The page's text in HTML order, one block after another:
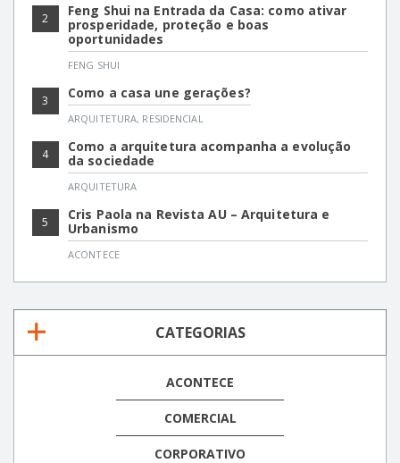
2
Feng Shui na Entrada da Casa: como ativar
prosperidade, proteção e boas
oportunidades
FENG SHUI
3 Como a casa une gerações?
ARQUITETURA, RESIDENCIAL
4
Como a arquitetura acompanha a evolução
da sociedade
ARQUITETURA
5
Cris Paola na Revista AU – Arquitetura e
Urbanismo
ACONTECE
CATEGORIAS
ACONTECE
COMERCIAL
CORPORATIVO